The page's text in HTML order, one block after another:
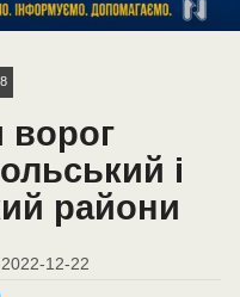
8
ворог
і
райони
2022-12-22